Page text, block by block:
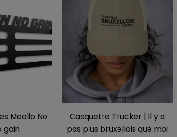
Meollo No
gain
Casquette Trucker | Il y a
pas plus bruxellois que moi